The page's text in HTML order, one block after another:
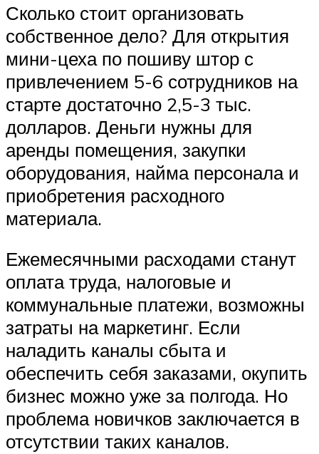
Сколько стоит организовать
собственное дело? Для открытия
мини-цеха по пошиву штор с
привлечением 5-6 сотрудников на
старте достаточно 2,5-3 тыс.
долларов. Деньги нужны для
аренды помещения, закупки
оборудования, найма персонала и
приобретения расходного
материала.
Ежемесячными расходами станут
оплата труда, налоговые и
коммунальные платежи, возможны
затраты на маркетинг. Если
наладить каналы сбыта и
обеспечить себя заказами, окупить
бизнес можно уже за полгода. Но
проблема новичков заключается в
отсутствии таких каналов.